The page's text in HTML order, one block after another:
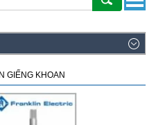
GIẾNG KHOAN